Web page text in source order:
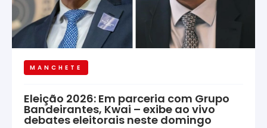
MANCHETE
Eleição 2026: Em parceria com Grupo
Bandeirantes, Kwai – exibe ao vivo
debates eleitorais neste domingo